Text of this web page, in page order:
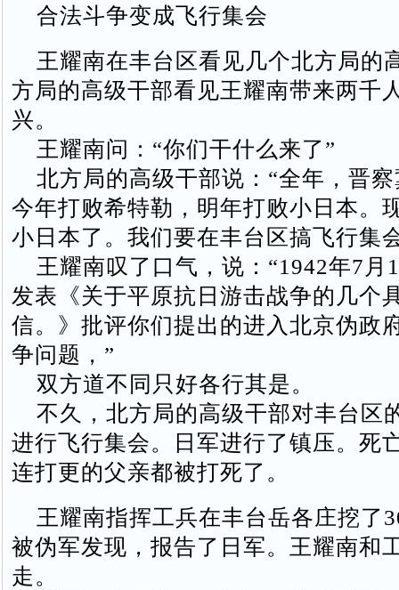
合法斗争变成飞行集会
王耀南在丰台区看见几个北方局的
方局的高级干部看见王耀南带来两千
兴。
王耀南问：“你们干什么来了”
北方局的高级干部说：“全年，晋
今年打败希特勒，明年打败小日本。
小日本了。我们要在丰台区搞飞行集
王耀南叹了口气，说：“1942年7月
发表《关于平原抗日游击战争的几个
信。》批评你们提出的进入北京伪政
争问题，”
双方道不同只好各行其是。
不久，北方局的高级干部对丰台区
进行飞行集会。日军进行了镇压。死
连打更的父亲都被打死了。
王耀南指挥工兵在丰台岳各庄挖了
被伪军发现，报告了日军。王耀南和
走。